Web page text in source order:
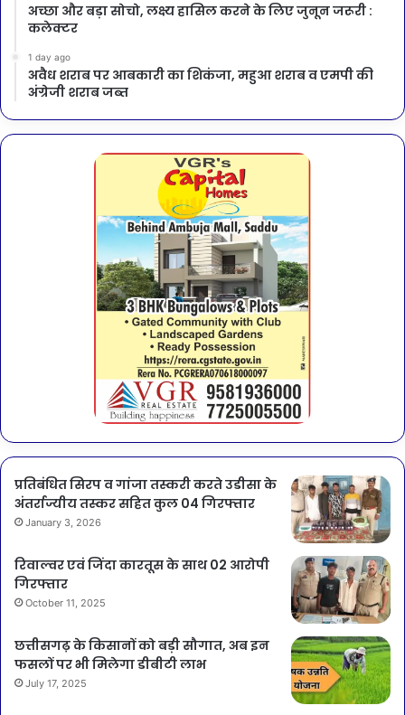
अच्छा और बड़ा सोचो, लक्ष्य हासिल करने के लिए जुनून जरूरी :
कलेक्टर
1 day ago
अवैध शराब पर आबकारी का शिकंजा, महुआ शराब व एमपी की
अंग्रेजी शराब जब्त
प्रतिबंधित सिरप व गांजा तस्करी करते उडीसा के
अंतर्राज्यीय तस्कर सहित कुल 04 गिरफ्तार
January 3, 2026
रिवाल्वर एवं जिंदा कारतूस के साथ 02 आरोपी
गिरफ्तार
October 11, 2025
छत्तीसगढ़ के किसानों को बड़ी सौगात, अब इन
फसलों पर भी मिलेगा डीबीटी लाभ
July 17, 2025